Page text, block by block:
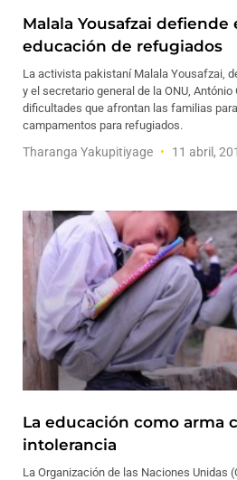
Malala Yousafzai defiende
educación de refugiados
La activista pakistaní Malala Yousafzai,
y el secretario general de la ONU,
dificultades que afrontan las familias
campamentos para refugiados.
Tharanga Yakupitiyage 11 abril,
La educación como arma
intolerancia
La Organización de las Naciones Unidas